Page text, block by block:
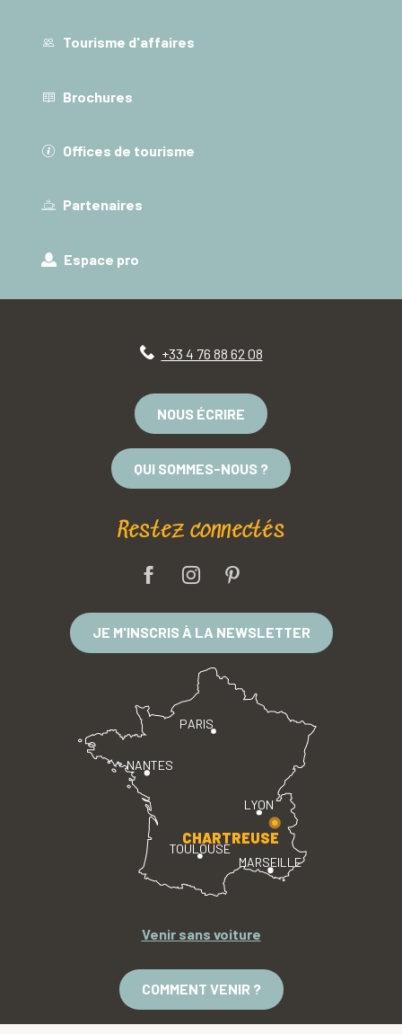
Tourisme d'affaires
Brochures
Offices de tourisme
Partenaires
Espace pro
+33 4 76 88 62 08
NOUS ÉCRIRE
QUI SOMMES-NOUS ?
Restez connectés
JE M'INSCRIS À LA NEWSLETTER
PARIS
LYON
TOULOUSE
MARSEILLE
NANTES
CHARTREUSE
Venir sans voiture
COMMENT VENIR ?